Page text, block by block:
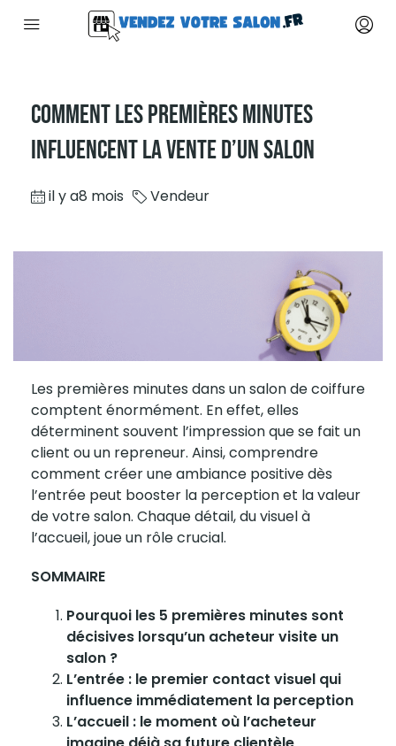
Comment Les Premières Minutes
Influencent La Vente D’un Salon
il y a8 mois Vendeur
Les premières minutes dans un salon de coiffure
comptent énormément. En effet, elles
déterminent souvent l’impression que se fait un
client ou un repreneur. Ainsi, comprendre
comment créer une ambiance positive dès
l’entrée peut booster la perception et la valeur
de votre salon. Chaque détail, du visuel à
l’accueil, joue un rôle crucial.
SOMMAIRE
Pourquoi les 5 premières minutes sont
décisives lorsqu’un acheteur visite un
salon ?
L’entrée : le premier contact visuel qui
influence immédiatement la perception
L’accueil : le moment où l’acheteur